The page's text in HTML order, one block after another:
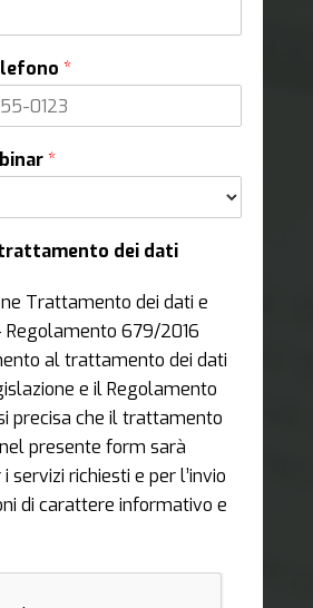
*
*
dei dati
Trattamento dei dati e
679/2016
al trattamento dei dati
e il Regolamento
precisa che il trattamento
presente form sarà
servizi richiesti e per l’invio
di carattere informativo e